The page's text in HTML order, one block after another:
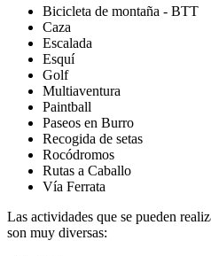
Bicicleta de montaña - BTT
Caza
Escalada
Esquí
Golf
Multiaventura
Paintball
Paseos en Burro
Recogida de setas
Rocódromos
Rutas a Caballo
Vía Ferrata
Las actividades que se pueden
son muy diversas: